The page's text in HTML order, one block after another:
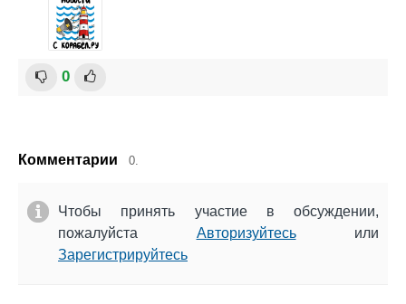
0
Комментарии 0.
Чтобы принять участие в обсуждении,
пожалуйста Авторизуйтесьили
Зарегистрируйтесь